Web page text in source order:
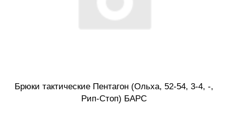
Брюки тактические Пентагон (Ольха, 52-54, 3-4, -,
Рип-Стоп) БАРС